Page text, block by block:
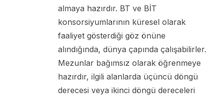
almaya hazırdır. BT ve BİT
konsorsiyumlarının küresel olarak
faaliyet gösterdiği göz önüne
alındığında, dünya çapında çalışabilirler.
Mezunlar bağımsız olarak öğrenmeye
hazırdır, ilgili alanlarda üçüncü döngü
derecesi veya ikinci döngü dereceleri